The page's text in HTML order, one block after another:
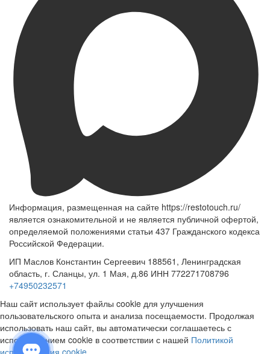
Информация, размещенная на сайте https://restotouch.ru/
является ознакомительной и не является публичной офертой,
определяемой положениями статьи 437 Гражданского кодекса
Российской Федерации.
ИП Маслов Константин Сергеевич 188561, Ленинградская
область, г. Сланцы, ул. 1 Мая, д.86 ИНН 772271708796
+74950232571
Наш сайт использует файлы cookie для улучшения
пользовательского опыта и анализа посещаемости. Продолжая
использовать наш сайт, вы автоматически соглашаетесь с
использованием cookie в соответствии с нашей Политикой
использования cookie